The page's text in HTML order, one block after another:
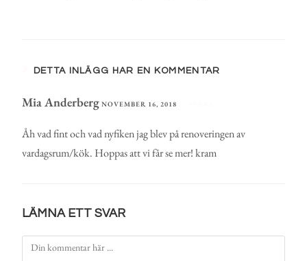
DETTA INLÄGG HAR EN KOMMENTAR
Mia Anderberg NOVEMBER 16, 2018
Åh vad fint och vad nyfiken jag blev på renoveringen av
vardagsrum/kök. Hoppas att vi får se mer! kram
LÄMNA ETT SVAR